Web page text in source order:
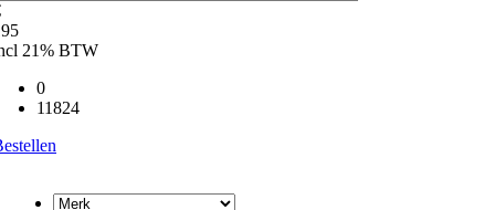
21% BTW
0
11824